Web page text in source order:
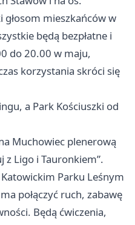
głosom mieszkańców w
będą bezpłatne i
do 20.00 w maju,
korzystania skróci się
a Park Kościuszki od
Muchowiec plenerową
z Ligo i Tauronkiem”.
Parku Leśnym
połączyć ruch, zabawę
Będą ćwiczenia,